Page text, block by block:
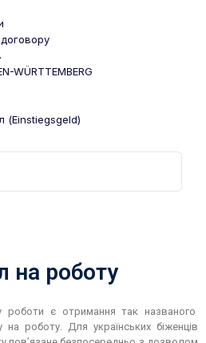
WÜRTTEMBERG
(Einstiegsgeld)
на роботу
є отримання так названого
роботу. Для українських біженців